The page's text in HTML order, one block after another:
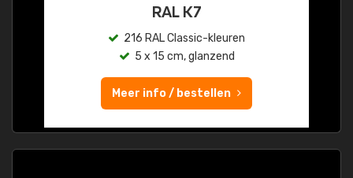
RAL K7
216 RAL Classic-kleuren
5 x 15 cm, glanzend
Meer info / bestellen